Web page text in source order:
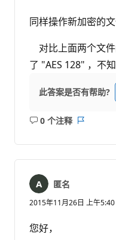
同样操作新加密的
对比上面两个文
了 "AES 128" ，不
此答案是否有帮助?
0 个注释
无
匿名
2015年11月26日 上午5:40
您好，